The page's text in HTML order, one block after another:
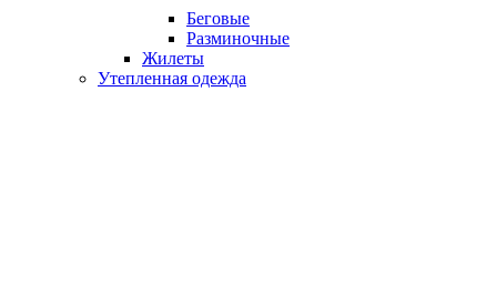
Беговые
Разминочные
Жилеты
Утепленная одежда